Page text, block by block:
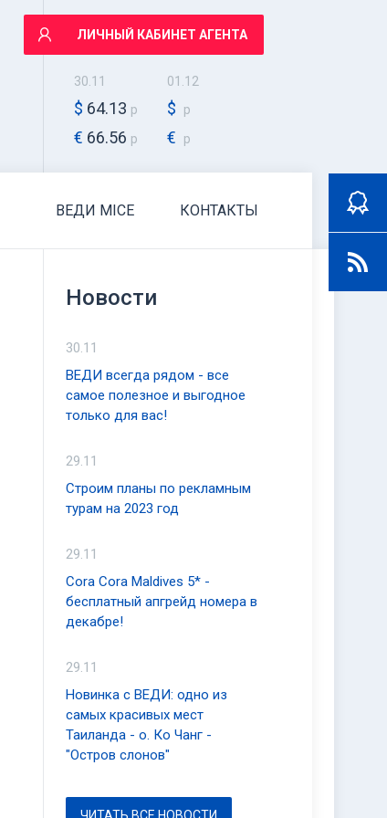
ЛИЧНЫЙ КАБИНЕТ АГЕНТА
30.11
$ 64.13 р
€ 66.56 р
01.12
$ р
€ р
ВЕДИ MICE КОНТАКТЫ
Новости
30.11
ВЕДИ всегда рядом - все
самое полезное и выгодное
только для вас!
29.11
Строим планы по рекламным
турам на 2023 год
29.11
Cora Cora Maldives 5* -
бесплатный апгрейд номера в
декабре!
29.11
Новинка с ВЕДИ: одно из
самых красивых мест
Таиланда - о. Ко Чанг -
"Остров слонов"